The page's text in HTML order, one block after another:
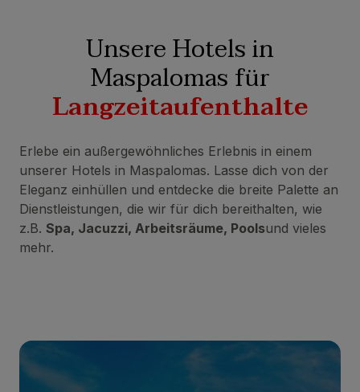
Unsere Hotels in
Maspalomas für
Langzeitaufenthalte
Erlebe ein außergewöhnliches Erlebnis in einem
unserer Hotels in Maspalomas. Lasse dich von der
Eleganz einhüllen und entdecke die breite Palette an
Dienstleistungen, die wir für dich bereithalten, wie
z.B. Spa, Jacuzzi, Arbeitsräume, Poolsund vieles
mehr.